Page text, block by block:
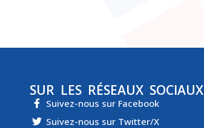
SUR LES RÉSEAUX SOCIAUX
Suivez-nous sur Facebook
Suivez-nous sur Twitter/X